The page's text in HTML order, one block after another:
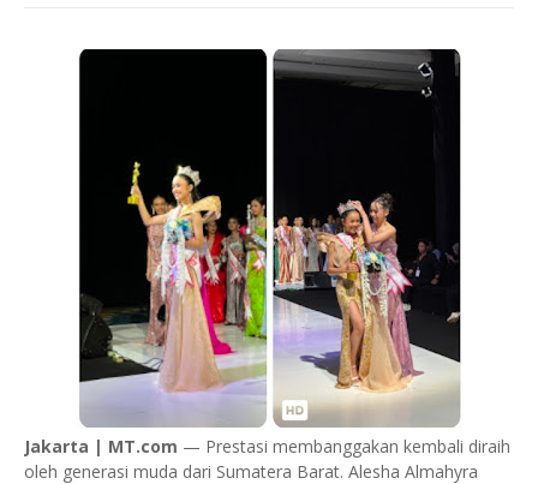
Jakarta | MT.com — Prestasi membanggakan kembali diraih
oleh generasi muda dari Sumatera Barat. Alesha Almahyra